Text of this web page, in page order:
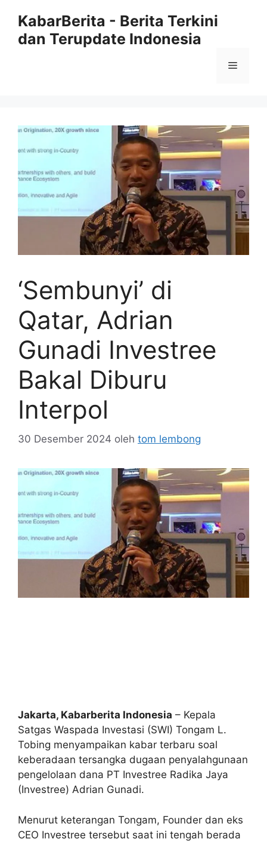
KabarBerita - Berita Terkini
dan Terupdate Indonesia
Menu
‘Sembunyi’ di
Qatar, Adrian
Gunadi Investree
Bakal Diburu
Interpol
30 Desember 2024 oleh tom lembong
Jakarta, Kabarberita Indonesia – Kepala
Satgas Waspada Investasi (SWI) Tongam L.
Tobing menyampaikan kabar terbaru soal
keberadaan tersangka dugaan penyalahgunaan
pengelolaan dana PT Investree Radika Jaya
(Investree) Adrian Gunadi.
Menurut keterangan Tongam, Founder dan eks
CEO Investree tersebut saat ini tengah berada